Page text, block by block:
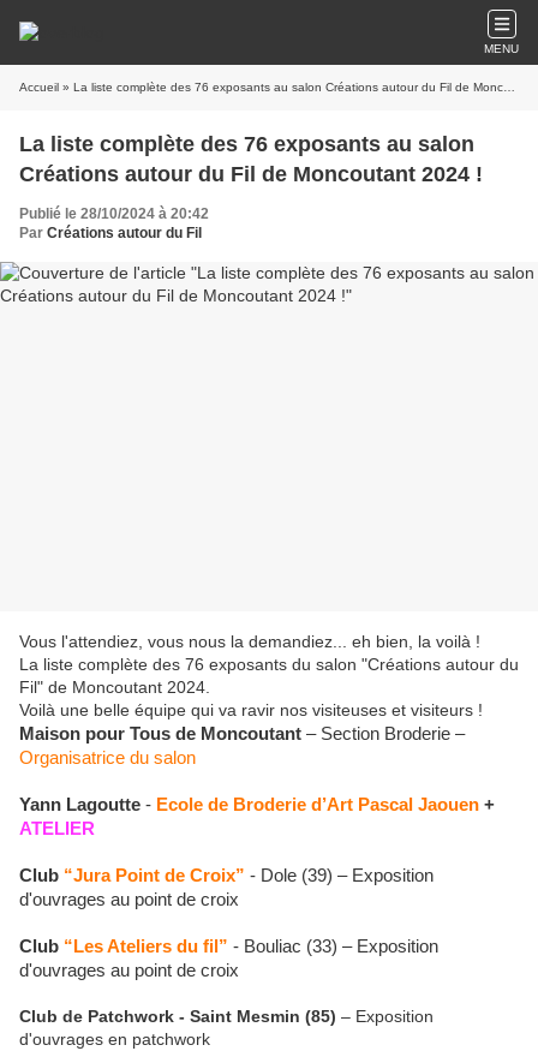
MENU
Accueil » La liste complète des 76 exposants au salon Créations autour du Fil de Moncoutant 2024 !
La liste complète des 76 exposants au salon
Créations autour du Fil de Moncoutant 2024 !
Publié le 28/10/2024 à 20:42
Par Créations autour du Fil
Vous l'attendiez, vous nous la demandiez... eh bien, la voilà !
La liste complète des 76 exposants du salon "Créations autour du
Fil" de Moncoutant 2024.
Voilà une belle équipe qui va ravir nos visiteuses et visiteurs !
Maison pour Tous de Moncoutant – Section Broderie –
Organisatrice du salon
Yann Lagoutte - Ecole de Broderie d’Art Pascal Jaouen +
ATELIER
Club “Jura Point de Croix” - Dole (39) – Exposition
d'ouvrages au point de croix
Club “Les Ateliers du fil” - Bouliac (33) – Exposition
d'ouvrages au point de croix
Club de Patchwork - Saint Mesmin (85) – Exposition
d'ouvrages en patchwork